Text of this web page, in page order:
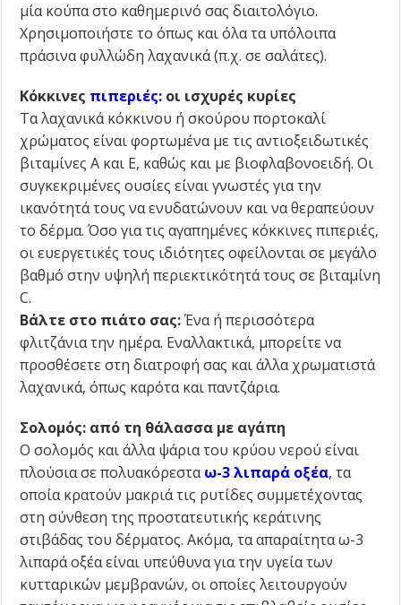
μία κούπα στο καθημερινό σας διαιτολόγιο.
Χρησιμοποιήστε το όπως και όλα τα υπόλοιπα
πράσινα φυλλώδη λαχανικά (π.χ. σε σαλάτες).
Κόκκινες πιπεριές: οι ισχυρές κυρίες
Τα λαχανικά κόκκινου ή σκούρου πορτοκαλί
χρώματος είναι φορτωμένα με τις αντιοξειδωτικές
βιταμίνες Α και Ε, καθώς και με βιοφλαβονοειδή. Οι
συγκεκριμένες ουσίες είναι γνωστές για την
ικανότητά τους να ενυδατώνουν και να θεραπεύουν
το δέρμα. Όσο για τις αγαπημένες κόκκινες πιπεριές,
οι ευεργετικές τους ιδιότητες οφείλονται σε μεγάλο
βαθμό στην υψηλή περιεκτικότητά τους σε βιταμίνη
C.
Βάλτε στο πιάτο σας:Ένα ή περισσότερα
φλιτζάνια την ημέρα. Εναλλακτικά, μπορείτε να
προσθέσετε στη διατροφή σας και άλλα χρωματιστά
λαχανικά, όπως καρότα και παντζάρια.
Σολομός: από τη θάλασσα με αγάπη
Ο σολομός και άλλα ψάρια του κρύου νερού είναι
πλούσια σε πολυακόρεσταω-3 λιπαρά οξέα, τα
οποία κρατούν μακριά τις ρυτίδες συμμετέχοντας
στη σύνθεση της προστατευτικής κεράτινης
στιβάδας του δέρματος. Ακόμα, τα απαραίτητα ω-3
λιπαρά οξέα είναι υπεύθυνα για την υγεία των
κυτταρικών μεμβρανών, οι οποίες λειτουργούν